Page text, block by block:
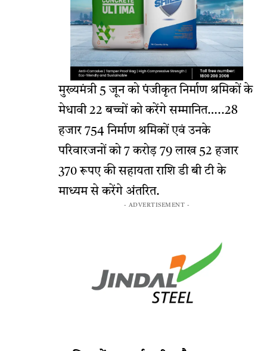
मुख्यमंत्री 5 जून को पंजीकृत निर्माण श्रमिकों के
मेधावी 22 बच्चों को करेंगे सम्मानित…..28
हजार 754 निर्माण श्रमिकों एवं उनके
परिवारजनों को 7 करोड़ 79 लाख 52 हजार
370 रूपए की सहायता राशि डी बी टी के
माध्यम से करेंगे अंतरित.
- ADVERTISEMENT -